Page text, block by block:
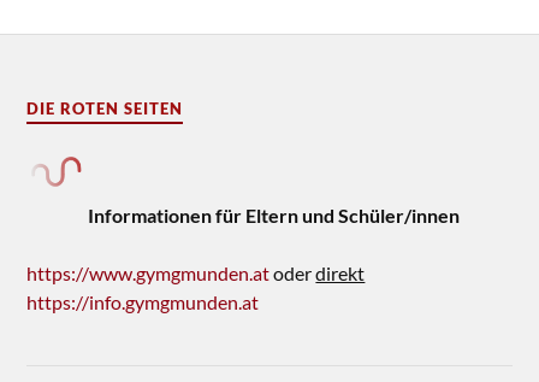
DIE ROTEN SEITEN
Informationen für Eltern und Schüler/innen
https://www.gymgmunden.atoderdirekt
https://info.gymgmunden.at